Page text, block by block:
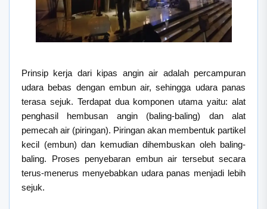
Prinsip kerja dari kipas angin air adalah percampuran
udara bebas dengan embun air, sehingga udara panas
terasa sejuk. Terdapat dua komponen utama yaitu: alat
penghasil hembusan angin (baling-baling) dan alat
pemecah air (piringan). Piringan akan membentuk partikel
kecil (embun) dan kemudian dihembuskan oleh baling-
baling. Proses penyebaran embun air tersebut secara
terus-menerus menyebabkan udara panas menjadi lebih
sejuk.